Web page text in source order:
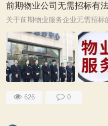
前期物业公司无需招标有
626 0